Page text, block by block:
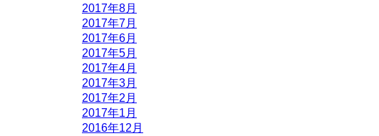
2017年8月
2017年7月
2017年6月
2017年5月
2017年4月
2017年3月
2017年2月
2017年1月
2016年12月